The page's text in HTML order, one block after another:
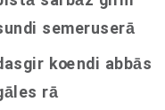
undi semeruserā
koendi abbās
s rā